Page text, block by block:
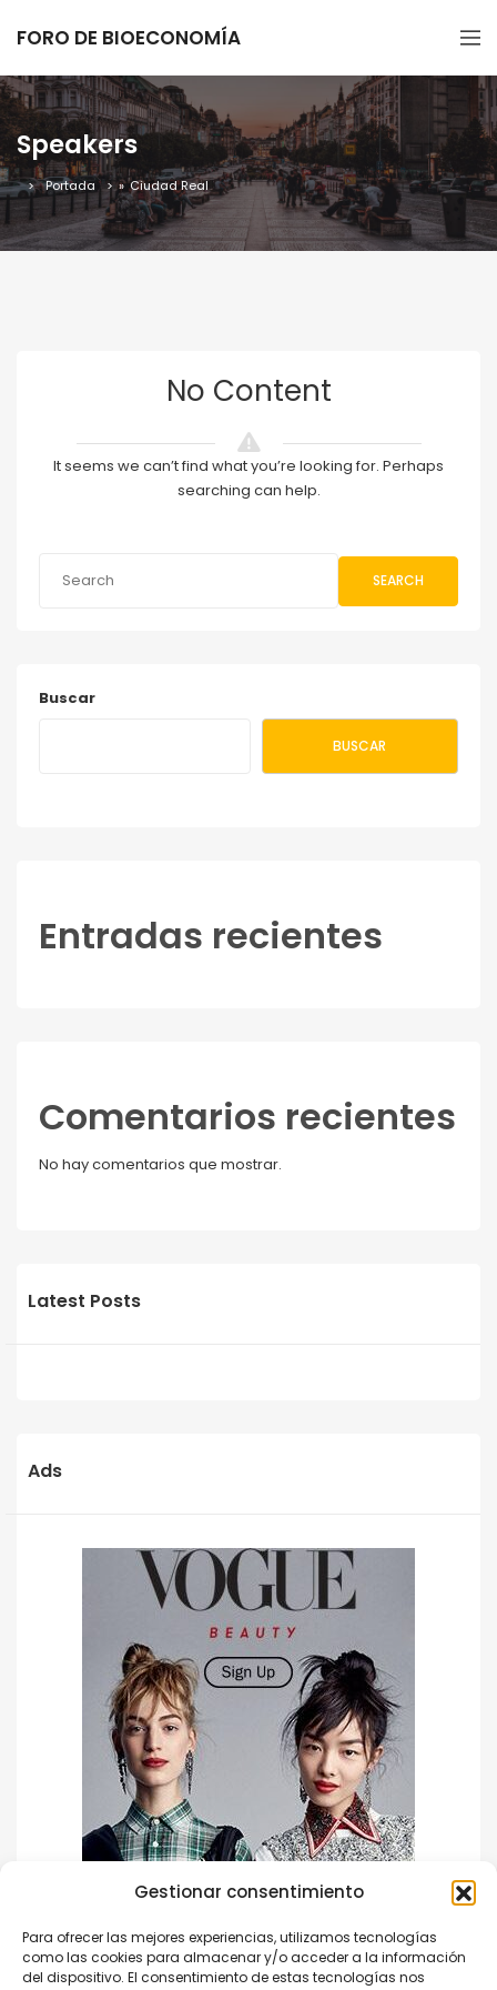
Gestionar consentimiento
Para ofrecer las mejores experiencias, utilizamos tecnologías
como las cookies para almacenar y/o acceder a la información
del dispositivo. El consentimiento de estas tecnologías nos
FORO DE BIOECONOMÍA
Speakers
Portada » Ciudad Real
No Content
It seems we can’t find what you’re looking for. Perhaps
searching can help.
SEARCH
Buscar
BUSCAR
Entradas recientes
Comentarios recientes
No hay comentarios que mostrar.
Latest Posts
Ads